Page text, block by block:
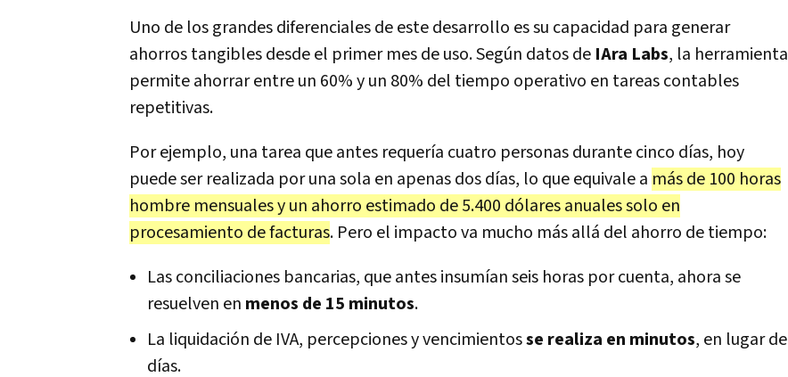
Uno de los grandes diferenciales de este desarrollo es su capacidad para generar
ahorros tangibles desde el primer mes de uso. Según datos de IAra Labs, la herramienta
permite ahorrar entre un 60% y un 80% del tiempo operativo en tareas contables
repetitivas.
Por ejemplo, una tarea que antes requería cuatro personas durante cinco días, hoy
puede ser realizada por una sola en apenas dos días, lo que equivale a más de 100 horas
hombre mensuales y un ahorro estimado de 5.400 dólares anuales solo en
procesamiento de facturas. Pero el impacto va mucho más allá del ahorro de tiempo:
Las conciliaciones bancarias, que antes insumían seis horas por cuenta, ahora se
resuelven en menos de 15 minutos.
La liquidación de IVA, percepciones y vencimientosse realiza en minutos, en lugar de
días.